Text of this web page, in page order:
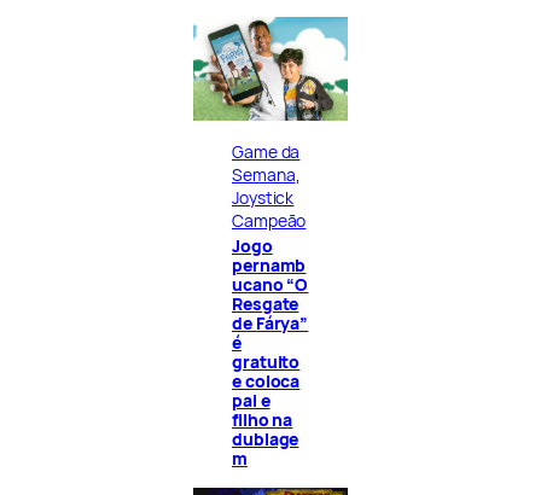
Game da
Semana
Joystick
Campeão
Jogo
pernamb
ucano “O
Resgate
de Fárya”
é
gratuito
e coloca
pai e
filho na
dublage
m